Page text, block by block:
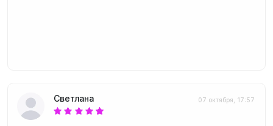
Светлана 07 октября, 17:57